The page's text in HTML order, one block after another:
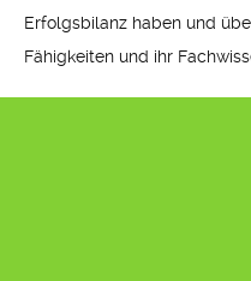
Erfolgsbilanz haben und
Fähigkeiten und ihr